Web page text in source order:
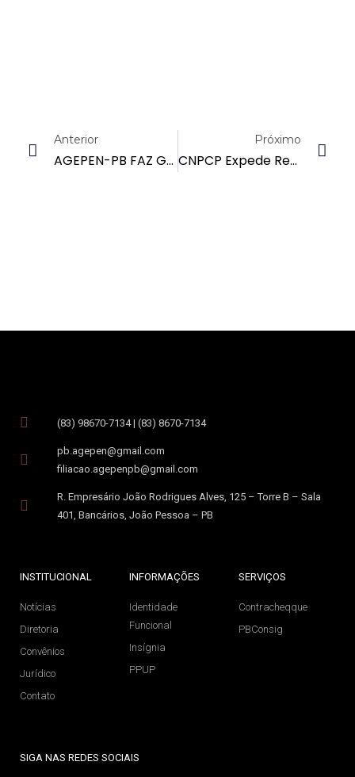
Anterior
AGEPEN-PB FAZ GRANDE ARTICULAÇÃO E A PEC DA POLÍCIA PENAL DEVE SER VOTADA NA ALPB NOS PRÓXIMOS TRINTA DIAS
Próximo
CNPCP Expede Resolução Priorizando Vacinas Aos Profissionais E Detentos Do Sistema Prisional
(83) 98670-7134 | (83) 8670-7134
pb.agepen@gmail.com
filiacao.agepenpb@gmail.com
R. Empresário João Rodrigues Alves, 125 – Torre B – Sala
401, Bancários, João Pessoa – PB
INSTITUCIONAL
Notícias
Diretoria
Convênios
Jurídico
Contato
INFORMAÇÕES
Identidade
Funcional
Insígnia
PPUP
SERVIÇOS
Contracheqque
PBConsig
SIGA NAS REDES SOCIAIS